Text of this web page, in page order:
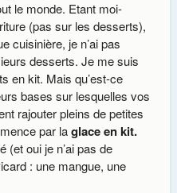
le monde. Etant moi-
(pas sur les desserts),
cuisinière, je n’ai pas
desserts. Je me suis
en kit. Mais qu’est-ce
bases sur lesquelles vos
rajouter pleins de petites
par laglace en kit.
(et oui je n’ai pas de
: une mangue, une